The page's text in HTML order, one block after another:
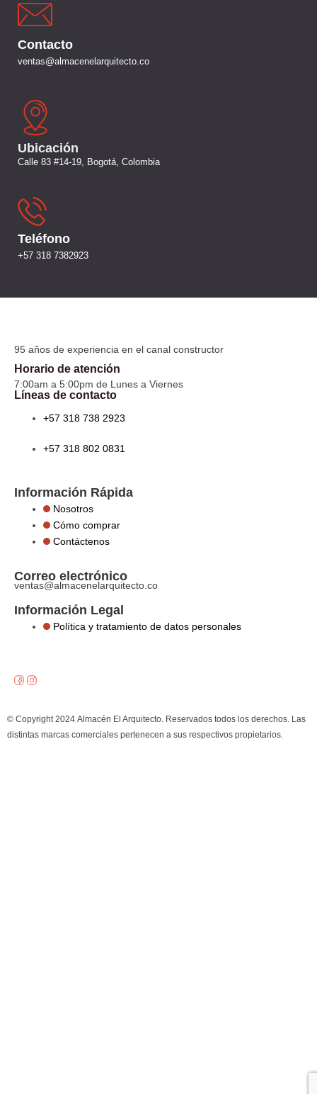
Contacto
ventas@almacenelarquitecto.co
Ubicación
Calle 83 #14-19, Bogotá, Colombia
Teléfono
+57 318 7382923
95 años de experiencia en el canal constructor
Horario de atención
7:00am a 5:00pm de Lunes a Viernes
Líneas de contacto
+57 318 738 2923
+57 318 802 0831
Información Rápida
Nosotros
Cómo comprar
Contáctenos
Correo electrónico
ventas@almacenelarquitecto.co
Información Legal
Política y tratamiento de datos personales
c
e
o
k
s
t
a
m
© Copyright 2024 Almacén El Arquitecto. Reservados todos los derechos. Las
distintas marcas comerciales pertenecen a sus respectivos propietarios.